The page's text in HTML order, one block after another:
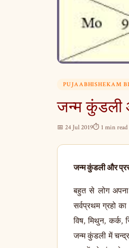
PUJAABHISHEKAM
जन्म कुंडली
📅 24 Jul 2019⏱ 1 min read
जन्म कुंडली और
बहुत से लोग अपना कुंडली दिखते है की हमारे कुंडली में क्या फल है किस प्रकार घटनाये घटेंगी क्या करेंगे कुंडली में सर्वप्रथम ग्रहो का विचार किया जाता है और उसके साथ राशियों का विचार किया जाता है यह राशिया बारह होती है मेष, विष, मिथुन, कर्क, सिंह, कन्या, तुला, विश्चिक, धनु, मकर, कुम्भ, मीन यह बारह राशियों को लग्न भी कहते है मान लीजिये जन्म कुंडली में चन्द्रमा जिस राशि पर बैठता है वही राशि होती है और जन्म समय जो लग्न होता है जैसे जन्म कुंडली के प्रथम भाव में जो अंक होता है जैसे एक या दो तो मेष राशि का या मेष लग्न का होगा दो होगा तो वृष लग्न होगा इस लग्न का राशि का उसके बाद ग्रहो का किस भाव में कोनसा ग्रह बैठे है उसका क्या फल होना चाहिए इनका बहुत विचार किया जाता है| अब प्रसन कुंडली इसमें आपने प्रश्न किया की यह कार्य मेरा कब होगा या कब सफल होगा या हमारा कार्य होगा या नहीं होगा इनमे नकारात्मक प्रसन कभी नहीं किया जाता जैसे आप परीक्षा देने जा रहे है और आप ज्योतिषी से पूछा की में क्या इस परीक्षा में सफल होंगे उसके बाद ज्योतिषी जो है प्रश्न कुंडली बना कर देखते है यदि आपने परीक्षा में सफल होंगे की नहीं तो यहाँ दो प्रसन हो गया तो उस समय उस प्रसन कुंडली का कोई भी ज्योतिषी उत्तर नहीं दे पायेगा क्योंकि कहा गया है की यह जो बारह राशिया है इनका तीन नाम है चर, स्थिर और दुईसभाव यदि चर लग्न में प्रसन किया जाता है जैसे कोई जेल में बंद है और किसी ने पूछा की वह जेल से छूट जाएंगे अगर चर लग्न में प्रसन पूछा होगा तो ज्योतिषी कहेंगे तो हां यह बंधन से मुक्त हो जाएंगे और दूसरा होता है स्थिर लग्न अगर किसी ने स्थिर लग्न में प्रसन किया की यह जेल से छूट जाएंगे तो वह व्यक्ति नहीं छूटेगा क्योंकि जो जहा है वह वही रहेंगे अगर परीक्षा सम्बंधित प्रसन है की हम परीक्षा में सफल हो जाएंगे